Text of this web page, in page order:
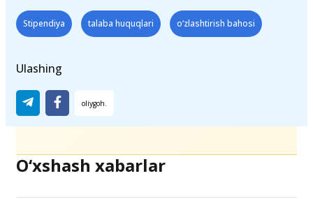
Stipendiya talaba huquqlari o‘zlashtirish bahosi
Ulashing
O‘xshash xabarlar